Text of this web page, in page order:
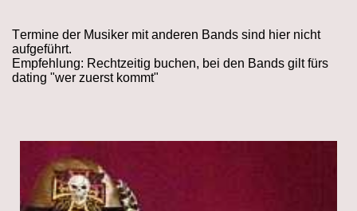
Termine der Musiker mit anderen Bands sind hier nicht
aufgeführt.
Empfehlung: Rechtzeitig buchen, bei den Bands gilt fürs
dating "wer zuerst kommt"